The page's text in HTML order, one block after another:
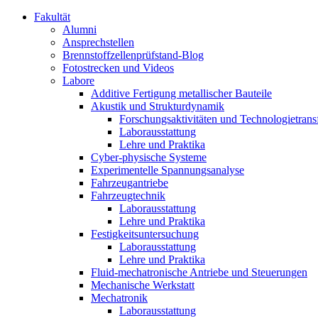
Fakultät
Alumni
Ansprechstellen
Brennstoffzellenprüfstand-Blog
Fotostrecken und Videos
Labore
Additive Fertigung metallischer Bauteile
Akustik und Strukturdynamik
Forschungsaktivitäten und
Laborausstattung
Lehre und Praktika
Cyber-physische Systeme
Experimentelle Spannungsanalyse
Fahrzeugantriebe
Fahrzeugtechnik
Laborausstattung
Lehre und Praktika
Festigkeitsuntersuchung
Laborausstattung
Lehre und Praktika
Fluid-mechatronische Antriebe und Steuerungen
Mechanische Werkstatt
Mechatronik
Laborausstattung